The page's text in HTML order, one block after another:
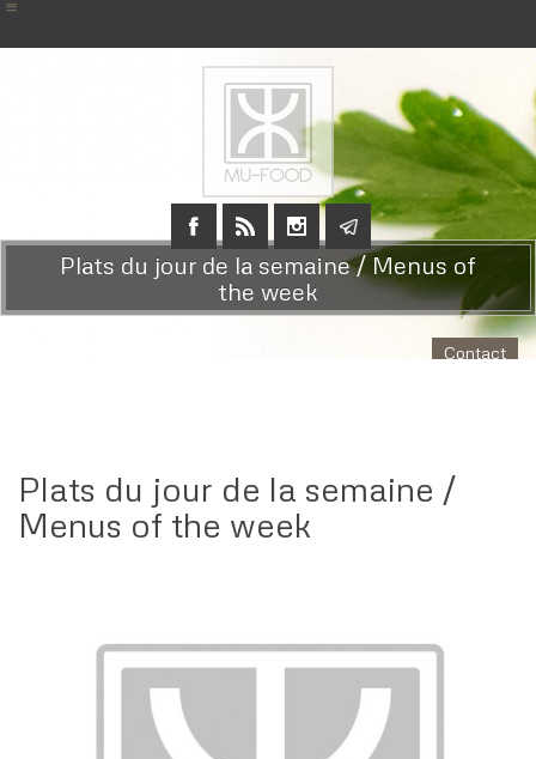
Plats du jour de la semaine / Menus of
the week
Contact
Plats du jour de la semaine /
Menus of the week